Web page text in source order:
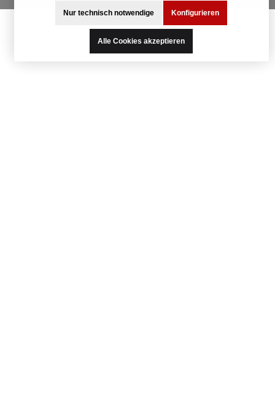
Nur technisch notwendige Konfigurieren
Alle Cookies akzeptieren